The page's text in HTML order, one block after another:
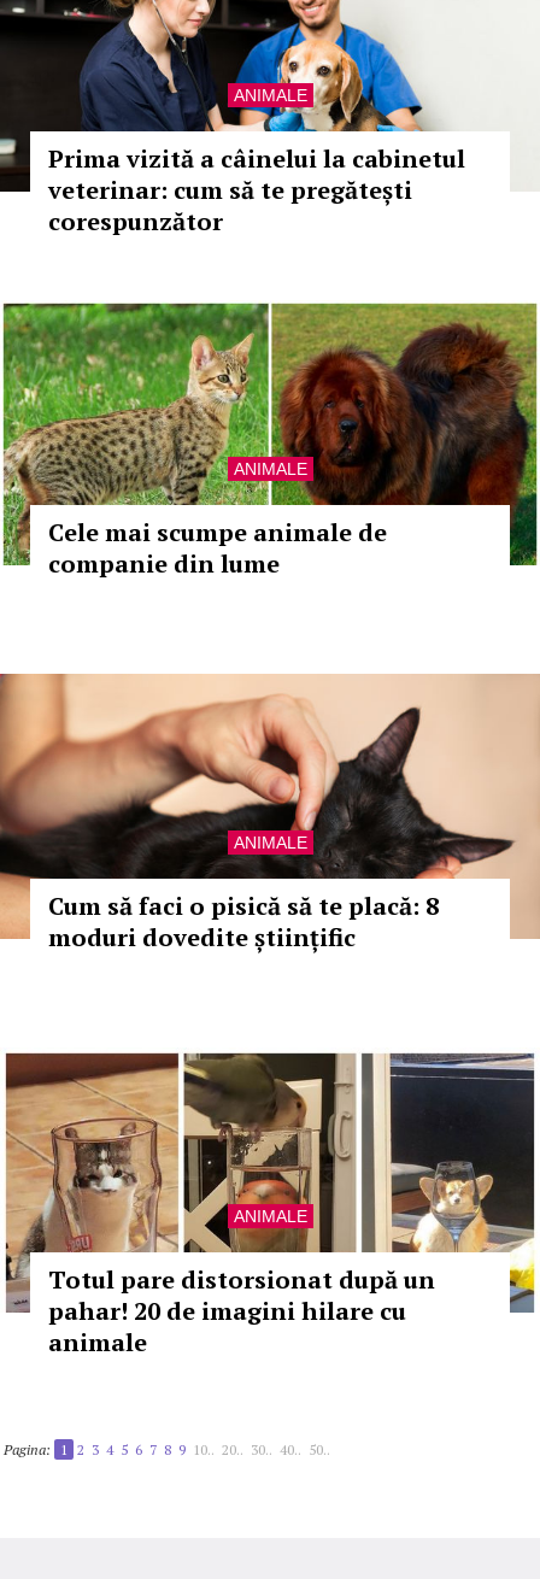
ANIMALE
Prima vizită a câinelui la cabinetul
veterinar: cum să te pregătești
corespunzător
ANIMALE
Cele mai scumpe animale de
companie din lume
ANIMALE
Cum să faci o pisică să te placă: 8
moduri dovedite științific
ANIMALE
Totul pare distorsionat după un
pahar! 20 de imagini hilare cu
animale
Pagina: 1 2 3 4 5 6 7 8 9 10.. 20.. 30.. 40.. 50..